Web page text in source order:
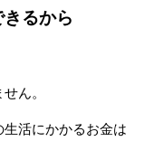
るから
ん。
活にかかるお金は